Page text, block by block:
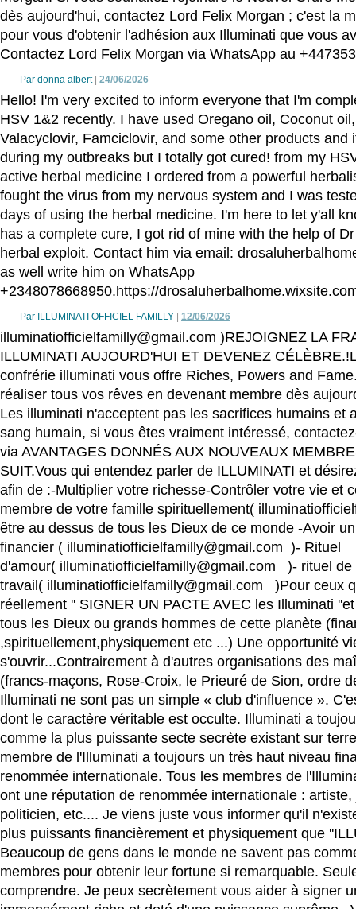
dès aujourd'hui, contactez Lord Felix Morgan ; c'est la
pour vous d'obtenir l'adhésion aux Illuminati que vous
Contactez Lord Felix Morgan via WhatsApp au
Par donna albert 24/06/2026
Hello! I'm very excited to inform everyone that I'm
HSV 1&2 recently. I have used Oregano oil, Coconut
Valacyclovir, Famciclovir, and some other products and
during my outbreaks but I totally got cured! from my
active herbal medicine I ordered from a powerful
fought the virus from my nervous system and I was
days of using the herbal medicine. I'm here to let y'all
has a complete cure, I got rid of mine with the help of
herbal exploit. Contact him via email:
as well write him on WhatsApp
+2348078668950.https://
Par ILLUMINATI OFFICIEL FAMILLY 12/06/2026
illuminatiofficielfamilly@gmail.com )REJOIGNEZ LA
ILLUMINATI AUJOURD'HUI ET DEVENEZ
confrérie illuminati vous offre Riches, Powers and
réaliser tous vos rêves en devenant membre dès
Les illuminati n'acceptent pas les sacrifices humains et
sang humain, si vous êtes vraiment intéressé,
via AVANTAGES DONNÉS AUX NOUVEAUX
SUIT.Vous qui entendez parler de ILLUMINATI et
afin de :-Multiplier votre richesse-Contrôler votre vie et
membre de votre famille spirituellement(
être au dessus de tous les Dieux de ce monde -Avoir
financier ( illuminatiofficielfamilly@gmail.com )- Rituel
d'amour( illuminatiofficielfamilly@gmail.com )- rituel de
travail( illuminatiofficielfamilly@gmail.com )Pour ceux
réellement '' SIGNER UN PACTE AVEC les Illuminati
tous les Dieux ou grands hommes de cette planète
,spirituellement,physiquement etc ...) Une opportunité
s'ouvrir...Contrairement à d'autres organisations des
(francs-maçons, Rose-Croix, le Prieuré de Sion, ordre
Illuminati ne sont pas un simple « club d'influence ».
dont le caractère véritable est occulte. Illuminati a
comme la plus puissante secte secrète existant sur
membre de l'Illuminati a toujours un très haut niveau
renommée internationale. Tous les membres de
ont une réputation de renommée internationale :
politicien, etc.... Je viens juste vous informer qu'il
plus puissants financièrement et physiquement que
Beaucoup de gens dans le monde ne savent pas
membres pour obtenir leur fortune si remarquable.
comprendre. Je peux secrètement vous aider à signer